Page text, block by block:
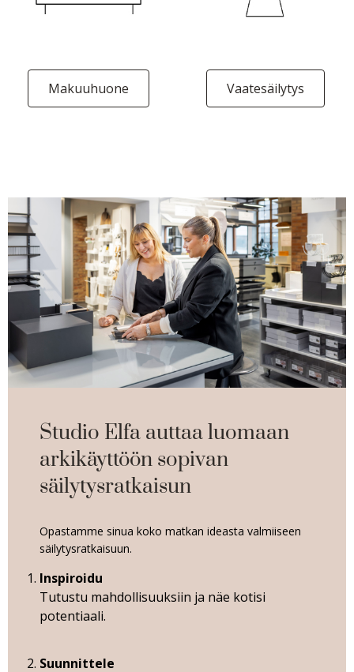
Makuuhuone Vaatesäilytys
Studio Elfa auttaa luomaan
arkikäyttöön sopivan
säilytysratkaisun
Opastamme sinua koko matkan ideasta valmiiseen
säilytysratkaisuun.
Inspiroidu
Tutustu mahdollisuuksiin ja näe kotisi
potentiaali.
Suunnittele